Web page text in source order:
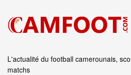
L'actualité du football camerounais,
matchs